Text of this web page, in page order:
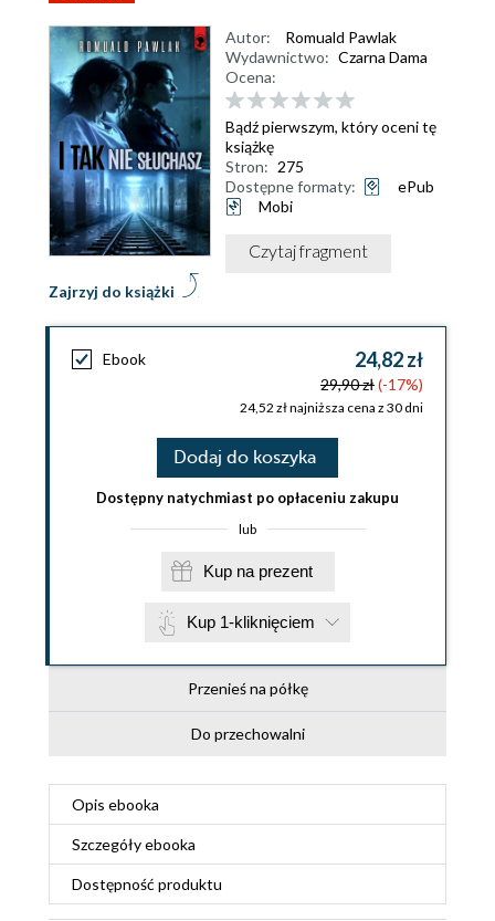
Zajrzyj do książki
Autor:
Romuald Pawlak
Wydawnictwo: Czarna Dama
Ocena:
Bądź pierwszym, który oceni tę
książkę
Stron: 275
Dostępne formaty:
ePub
Mobi
Czytaj fragment
Ebook 24,82 zł
29,90 zł(-17%)
24,52 zł najniższa cena z 30 dni
Dodaj do koszyka
Dostępny natychmiast po opłaceniu zakupu
lub
Kup na prezent
Kup 1-kliknięciem
Przenieś na półkę
Do przechowalni
Opis ebooka
Szczegółyebooka
Dostępność produktu